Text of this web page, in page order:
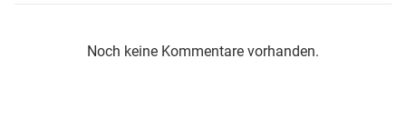
Noch keine Kommentare vorhanden.